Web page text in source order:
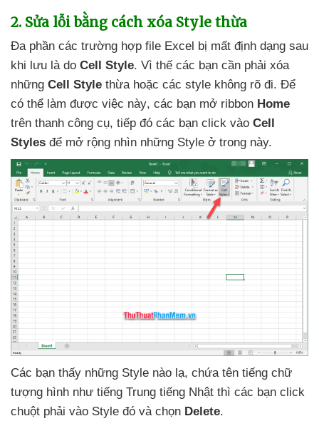
2. Sửa lỗi bằng cách xóa Style thừa
Đa phần các trường hợp file Excel bị mất định dạng sau
khi lưu là do Cell Style. Vì thế các bạn cần phải xóa
những Cell Style thừa hoặc các style không rõ đi. Để
có thể làm được việc này, các bạn mở ribbon Home
trên thanh công cụ, tiếp đó các bạn click vào Cell
Styles để mở rộng nhìn những Style ở trong này.
Các bạn thấy những Style nào lạ, chứa tên tiếng chữ
tượng hình như tiếng Trung tiếng Nhật thì các bạn click
chuột phải vào Style đó và chọn Delete.